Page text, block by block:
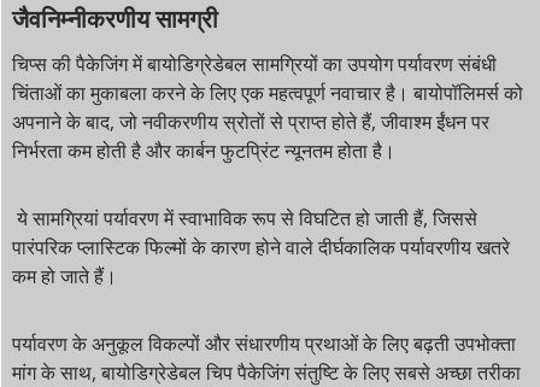
जैवनिम्नीकरणीय सामग्री
चिप्स की पैकेजिंग में बायोडिग्रेडेबल सामग्रियों का उपयोग पर्यावरण संबंधी
चिंताओं का मुकाबला करने के लिए एक महत्वपूर्ण नवाचार है। बायोपॉलिमर्स को
अपनाने के बाद, जो नवीकरणीय स्रोतों से प्राप्त होते हैं, जीवाश्म ईंधन पर
निर्भरता कम होती है और कार्बन फुटप्रिंट न्यूनतम होता है।
ये सामग्रियां पर्यावरण में स्वाभाविक रूप से विघटित हो जाती हैं, जिससे
पारंपरिक प्लास्टिक फिल्मों के कारण होने वाले दीर्घकालिक पर्यावरणीय खतरे
कम हो जाते हैं।
पर्यावरण के अनुकूल विकल्पों और संधारणीय प्रथाओं के लिए बढ़ती उपभोक्ता
मांग के साथ, बायोडिग्रेडेबल चिप पैकेजिंग संतुष्टि के लिए सबसे अच्छा तरीका